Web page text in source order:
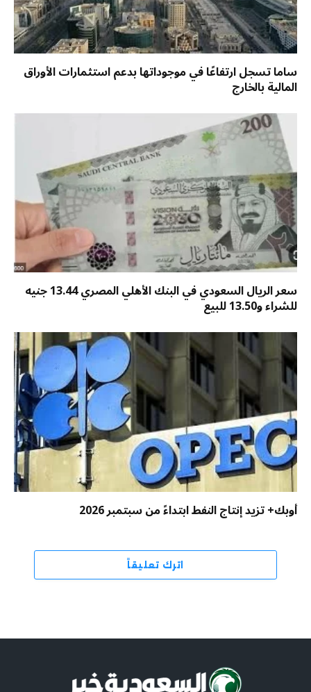
ساما تسجل ارتفاعًا في موجوداتها بدعم استثمارات الأوراق
المالية بالخارج
سعر الريال السعودي في البنك الأهلي المصري 13.44 جنيه
للشراء و13.50 للبيع
أوبك+ تزيد إنتاج النفط ابتداءً من سبتمبر 2026
اترك تعليقاً